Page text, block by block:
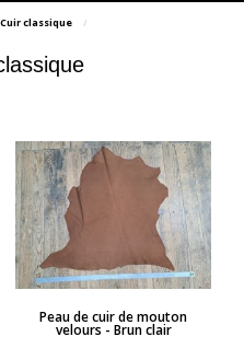
Cuir classique
APERÇU RAPIDE
Peau de cuir de mouton
velours - Brun clair